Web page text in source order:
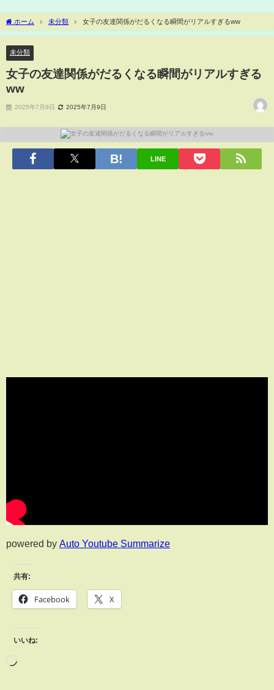
ホーム 未分類 女子の友達関係がだるくなる瞬間がリアルすぎるww
未分類
女子の友達関係がだるくなる瞬間がリアルすぎる
ww
2025年7月9日 2025年7月9日
LINE
powered by Auto Youtube Summarize
共有:
Facebook X
いいね: